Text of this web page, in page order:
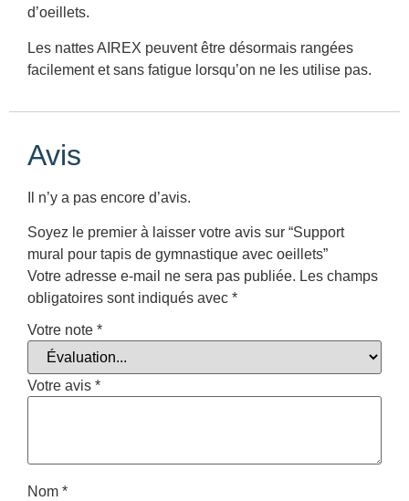
d’oeillets.
Les nattes AIREX peuvent être désormais rangées
facilement et sans fatigue lorsqu’on ne les utilise pas.
Avis
Il n’y a pas encore d’avis.
Soyez le premier à laisser votre avis sur “Support
mural pour tapis de gymnastique avec oeillets”
Votre adresse e-mail ne sera pas publiée. Les champs
obligatoires sont indiqués avec *
Votre note *
Votre avis *
Nom *